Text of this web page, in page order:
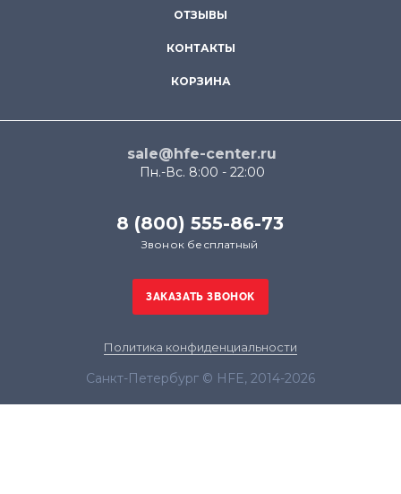
ОТЗЫВЫ
КОНТАКТЫ
КОРЗИНА
sale@hfe-center.ru
Пн.-Вс. 8:00 - 22:00
8 (800) 555-86-73
Звонок бесплатный
Политика конфиденциальности
Санкт-Петербург © HFE, 2014-2026